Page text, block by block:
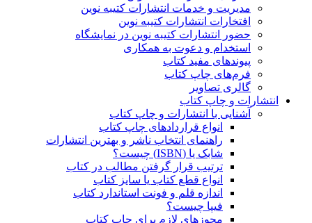
مدیریت و خدمات انتشارات کتیبه نوین
افتخارات انتشارات کتیبه نوین
حضور انتشارات کتیبه نوین در نمایشگاه‌
استخدام و دعوت به همکاری
پیوندهای مفید کتاب
فرم‌های چاپ کتاب
گالری تصاویر
انتشارات و چاپ کتاب
آشنایی با انتشارات و چاپ کتاب
انواع قراردادهای چاپ کتاب
راهنمای انتخاب ناشر و بهترین انتشارات
شابک یا (ISBN) چیست؟
ترتیب قرار گرفتن مطالب در کتاب
انواع قطع کتاب یا سایز کتاب
اندازه قلم و فونت استاندارد کتاب
فیپا چیست؟
مجوزهای لازم برای چاپ کتاب